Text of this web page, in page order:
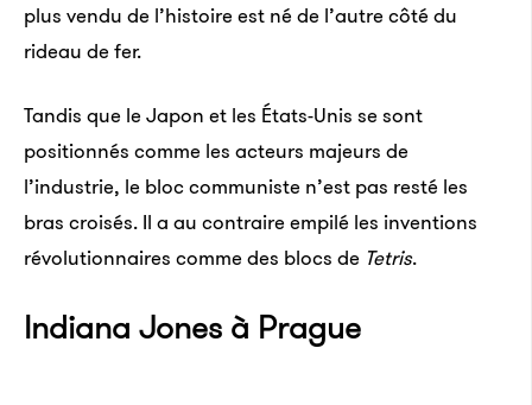
plus vendu de l’histoire est né de l’autre côté du
rideau de fer.
Tandis que le Japon et les États-Unis se sont
positionnés comme les acteurs majeurs de
l’industrie, le bloc communiste n’est pas resté les
bras croisés. Il a au contraire empilé les inventions
révolutionnaires comme des blocs de Tetris.
Indiana Jones à Prague